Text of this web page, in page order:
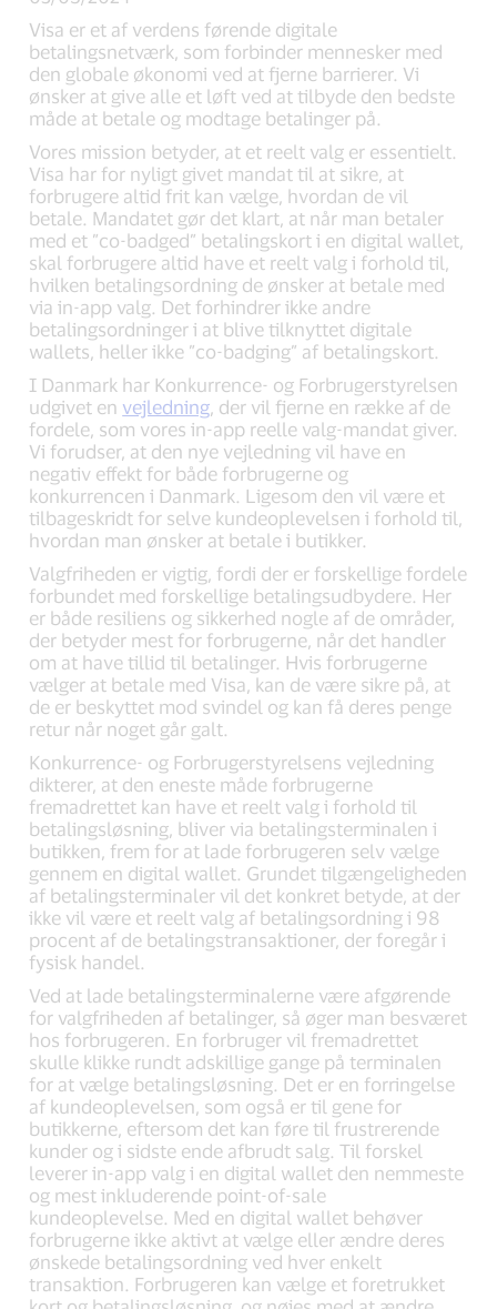
Visa er et af verdens førende digitale
betalingsnetværk, som forbinder mennesker med
den globale økonomi ved at fjerne barrierer. Vi
ønsker at give alle et løft ved at tilbyde den bedste
måde at betale og modtage betalinger på.
Vores mission betyder, at et reelt valg er essentielt.
Visa har for nyligt givet mandat til at sikre, at
forbrugere altid frit kan vælge, hvordan de vil
betale. Mandatet gør det klart, at når man betaler
med et ”co-badged” betalingskort i en digital wallet,
skal forbrugere altid have et reelt valg i forhold til,
hvilken betalingsordning de ønsker at betale med
via in-app valg. Det forhindrer ikke andre
betalingsordninger i at blive tilknyttet digitale
wallets, heller ikke ”co-badging” af betalingskort.
I Danmark har Konkurrence- og Forbrugerstyrelsen
udgivet en vejledning, der vil fjerne en række af de
fordele, som vores in-app reelle valg-mandat giver.
Vi forudser, at den nye vejledning vil have en
negativ effekt for både forbrugerne og
konkurrencen i Danmark. Ligesom den vil være et
tilbageskridt for selve kundeoplevelsen i forhold til,
hvordan man ønsker at betale i butikker.
Valgfriheden er vigtig, fordi der er forskellige fordele
forbundet med forskellige betalingsudbydere. Her
er både resiliens og sikkerhed nogle af de områder,
der betyder mest for forbrugerne, når det handler
om at have tillid til betalinger. Hvis forbrugerne
vælger at betale med Visa, kan de være sikre på, at
de er beskyttet mod svindel og kan få deres penge
retur når noget går galt.
Konkurrence- og Forbrugerstyrelsens vejledning
dikterer, at den eneste måde forbrugerne
fremadrettet kan have et reelt valg i forhold til
betalingsløsning, bliver via betalingsterminalen i
butikken, frem for at lade forbrugeren selv vælge
gennem en digital wallet. Grundet tilgængeligheden
af betalingsterminaler vil det konkret betyde, at der
ikke vil være et reelt valg af betalingsordning i 98
procent af de betalingstransaktioner, der foregår i
fysisk handel.
Ved at lade betalingsterminalerne være afgørende
for valgfriheden af betalinger, så øger man besværet
hos forbrugeren. En forbruger vil fremadrettet
skulle klikke rundt adskillige gange på terminalen
for at vælge betalingsløsning. Det er en forringelse
af kundeoplevelsen, som også er til gene for
butikkerne, eftersom det kan føre til frustrerende
kunder og i sidste ende afbrudt salg. Til forskel
leverer in-app valg i en digital wallet den nemmeste
og mest inkluderende point-of-sale
kundeoplevelse. Med en digital wallet behøver
forbrugerne ikke aktivt at vælge eller ændre deres
ønskede betalingsordning ved hver enkelt
transaktion. Forbrugeren kan vælge et foretrukket